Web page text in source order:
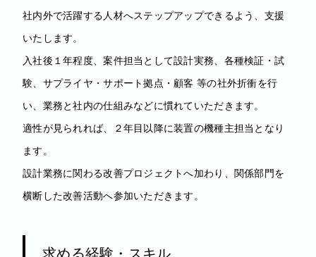
社内外で活躍する人材へステップアップできるよう、支援
いたします。
入社後１年程度、案件担当として設計実務、各種検証・試
験、サプライヤ・サポート拠点・顧客 等の社外折衝を行
い、業務と社内の仕組みなどに慣れていただきます。
適性が見られれば、２年目以降に装置の機種主担当となり
ます。
設計業務に関わる改善プロジェクトへ加わり、関係部門を
横断した改善活動へ参加いただきます。
求める経験・スキル